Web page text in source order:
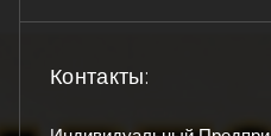
Контакты: